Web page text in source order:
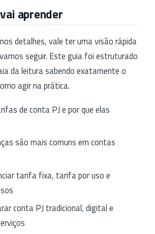
aprender
detalhes, vale ter uma visão rápida
seguir. Este guia foi estruturado
da leitura sabendo exatamente o
agir na prática.
de conta PJ e por que elas
são mais comuns em contas
tarifa fixa, tarifa por uso e
conta PJ tradicional, digital e